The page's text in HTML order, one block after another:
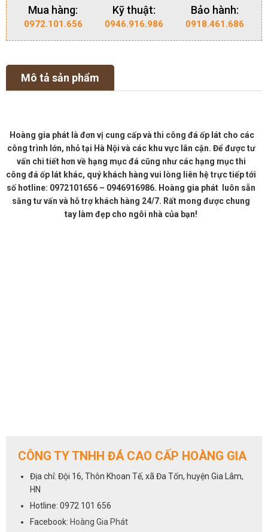
Mua hàng:
0972.101.656
Kỹ thuật:
0946.916.986
Bảo hành:
0918.461.686
Mô tả sản phẩm
Hoàng gia phát là đơn vị cung cấp và thi công đá ốp lát cho các
công trình lớn, nhỏ tại Hà Nội và các khu vực lân cận. Để được tư
vấn chi tiết hơn về hạng mục đá cũng như các hạng mục thi
công đá ốp lát khác, quý khách hàng vui lòng liên hệ trực tiếp tới
số hotline: 0972101656 – 0946916986. Hoàng gia phát luôn sẵn
sằng tư vấn và hỗ trợ khách hàng 24/7. Rất mong được chung
tay làm đẹp cho ngôi nhà của bạn!
CÔNG TY TNHH ĐÁ CAO CẤP HOÀNG GIA
Địa chỉ: Đội 16, Thôn Khoan Tế, xã Đa Tốn, huyện Gia Lâm,
HN
Hotline: 0972 101 656
Facebook: Hoàng Gia Phát